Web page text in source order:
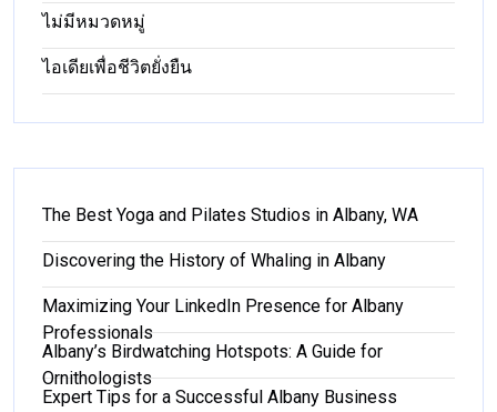
ไม่มีหมวดหมู่
ไอเดียเพื่อชีวิตยั่งยืน
The Best Yoga and Pilates Studios in Albany, WA
Discovering the History of Whaling in Albany
Maximizing Your LinkedIn Presence for Albany
Professionals
Albany’s Birdwatching Hotspots: A Guide for
Ornithologists
Expert Tips for a Successful Albany Business